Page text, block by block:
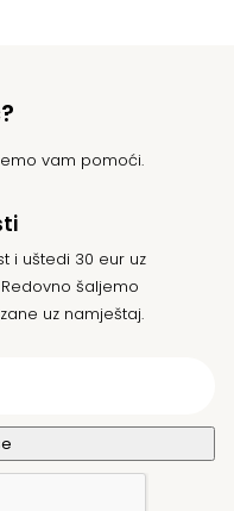
vam pomoći.
i uštedi 30 eur uz
šaljemo
uz namještaj.